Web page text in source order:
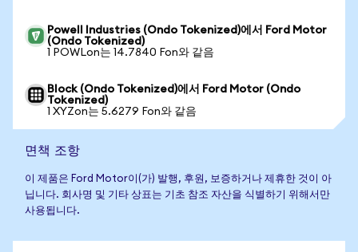
Powell Industries (Ondo Tokenized)에서 Ford Motor
(Ondo Tokenized)
1 POWLon는 14.7840 Fon와 같음
Block (Ondo Tokenized)에서 Ford Motor (Ondo
Tokenized)
1 XYZon는 5.6279 Fon와 같음
면책 조항
이 제품은 Ford Motor이(가) 발행, 후원, 보증하거나 제휴한 것이 아
닙니다. 회사명 및 기타 상표는 기초 참조 자산을 식별하기 위해서만
사용됩니다.